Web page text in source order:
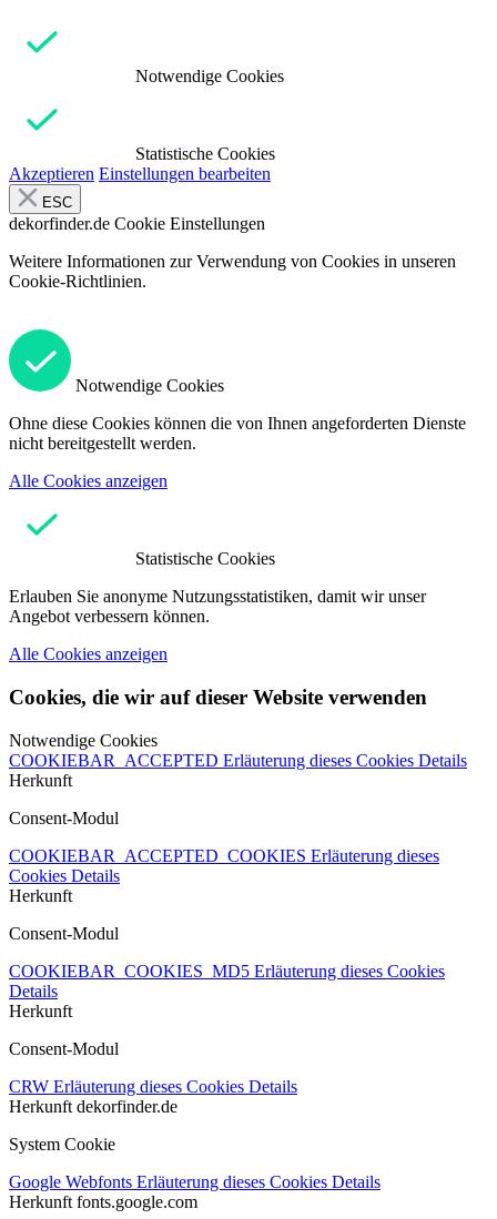
Notwendige Cookies
Statistische Cookies
Akzeptieren Einstellungen bearbeiten
ESC
dekorfinder.de Cookie Einstellungen
Weitere Informationen zur Verwendung von Cookies in unseren
Cookie-Richtlinien.
Notwendige Cookies
Ohne diese Cookies können die von Ihnen angeforderten Dienste
nicht bereitgestellt werden.
Alle Cookies anzeigen
Statistische Cookies
Erlauben Sie anonyme Nutzungsstatistiken, damit wir unser
Angebot verbessern können.
Alle Cookies anzeigen
Cookies, die wir auf dieser Website verwenden
Notwendige Cookies
COOKIEBAR_ACCEPTED Erläuterung dieses Cookies Details
Herkunft
Consent-Modul
COOKIEBAR_ACCEPTED_COOKIES Erläuterung dieses
Cookies Details
Herkunft
Consent-Modul
COOKIEBAR_COOKIES_MD5 Erläuterung dieses Cookies
Details
Herkunft
Consent-Modul
CRW Erläuterung dieses Cookies Details
Herkunft dekorfinder.de
System Cookie
Google Webfonts Erläuterung dieses Cookies Details
Herkunft fonts.google.com